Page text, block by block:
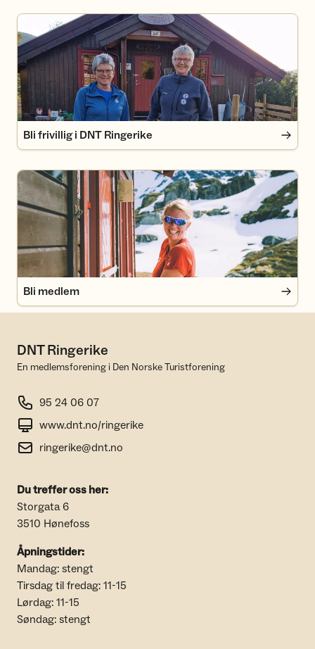
Bli frivillig i DNT Ringerike
Bli frivillig i DNT Ringerike
Bli medlem
Bli medlem
DNT Ringerike
En medlemsforening i Den Norske Turistforening
95 24 06 07
www.dnt.no/ringerike
ringerike@dnt.no
Du treffer oss her:
Storgata 6
3510 Hønefoss
Åpningstider:
Mandag: stengt
Tirsdag til fredag: 11-15
Lørdag: 11-15
Søndag: stengt